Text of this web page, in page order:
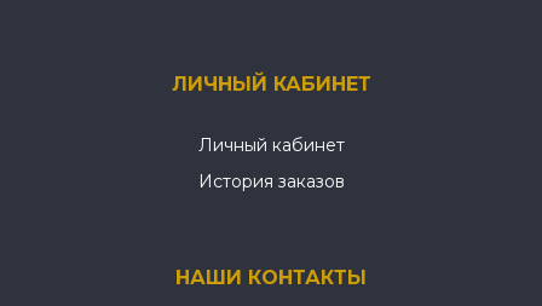
ЛИЧНЫЙ КАБИНЕТ
Личный кабинет
История заказов
НАШИ КОНТАКТЫ